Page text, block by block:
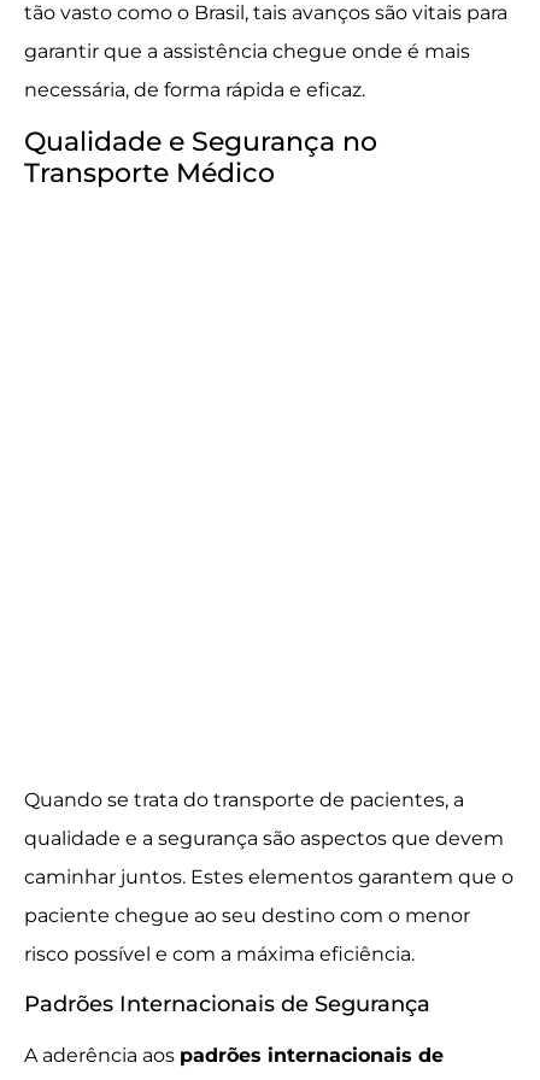
tão vasto como o Brasil, tais avanços são vitais para
garantir que a assistência chegue onde é mais
necessária, de forma rápida e eficaz.
Qualidade e Segurança no
Transporte Médico
Quando se trata do transporte de pacientes, a
qualidade e a segurança são aspectos que devem
caminhar juntos. Estes elementos garantem que o
paciente chegue ao seu destino com o menor
risco possível e com a máxima eficiência.
Padrões Internacionais de Segurança
A aderência aos padrões internacionais de